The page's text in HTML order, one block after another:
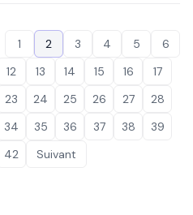
1 2 3 4 5
6
12 13 14 15 16
17
23 24 25 26 27
28
34 35 36 37 38
39
42 Suivant